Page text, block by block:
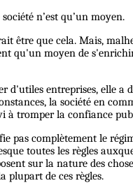
n’est qu’un moyen.
être que cela. Mais,
qu'un moyen de
d'utiles entreprises, elle a
la société en
à tromper la confiance
pas complètement le
toutes les règles
sur la nature des
plupart de ces règles.